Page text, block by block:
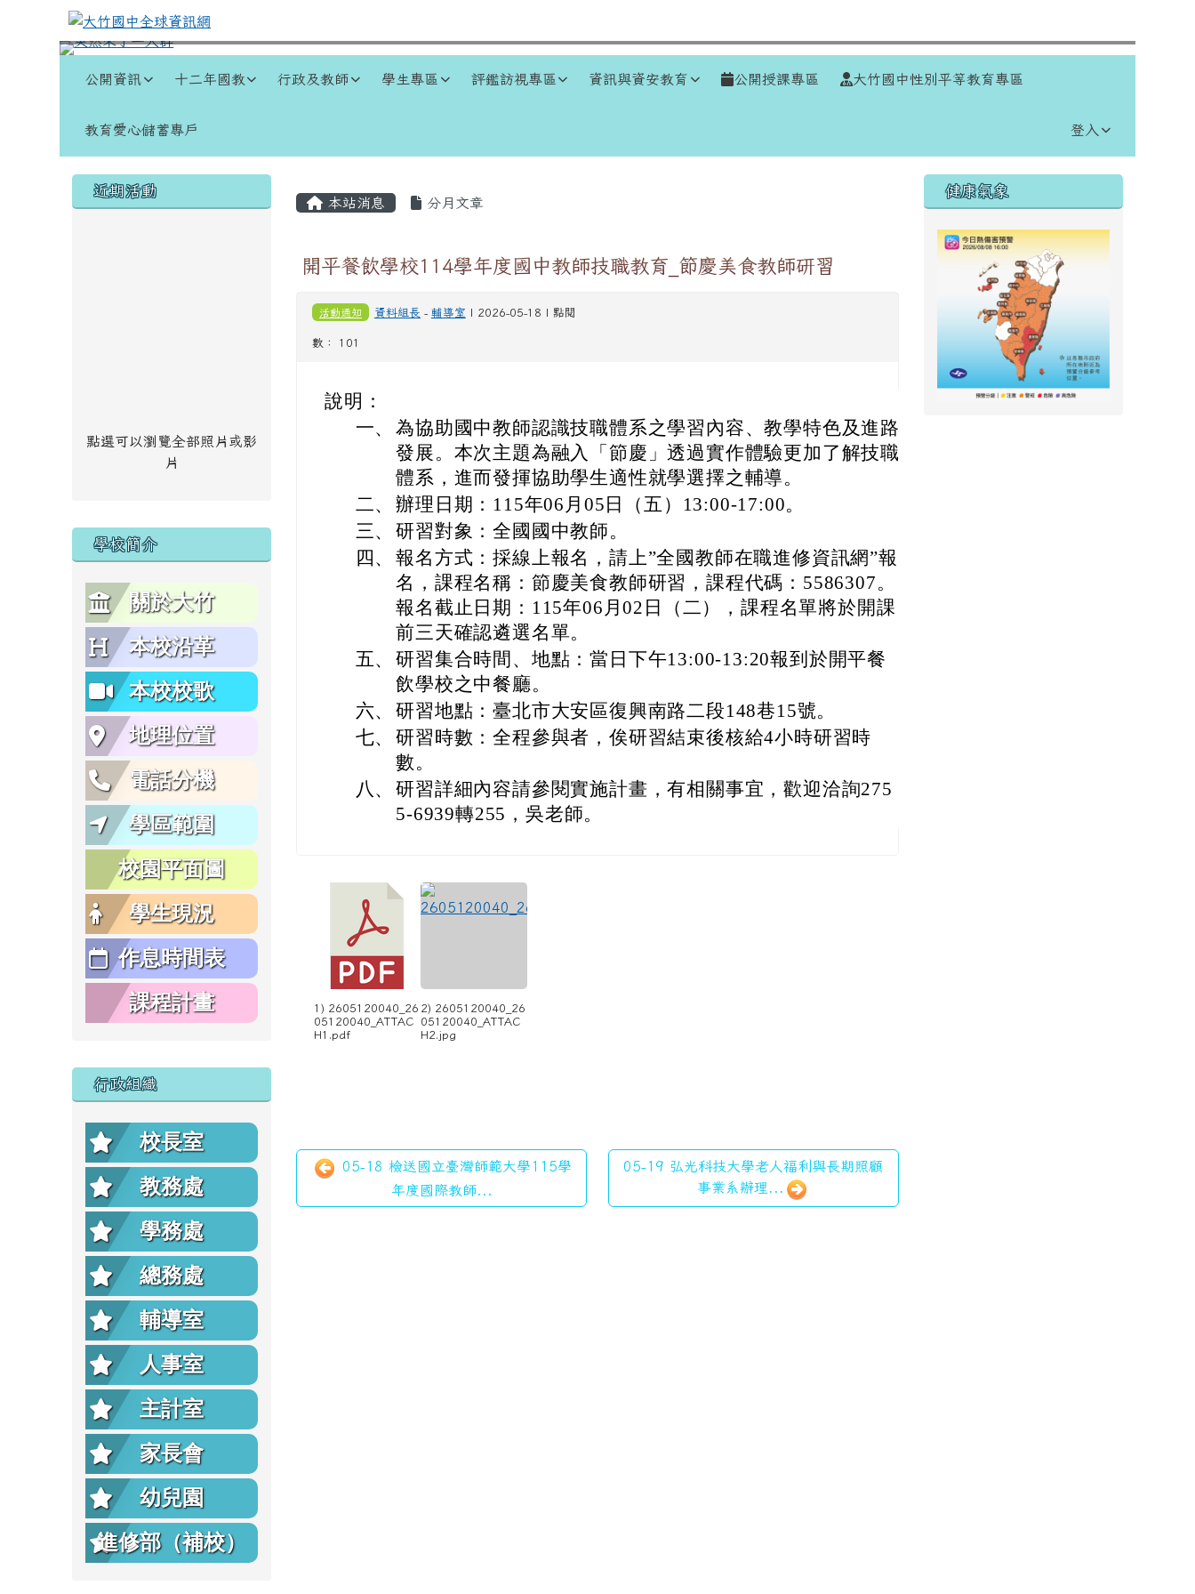
跳至主內容區
大竹國中全球資訊網
公開資訊 十二年國教 行政及教師 學生專區 評鑑訪視專區 資訊與資安教育 公開授課專區 大竹國中性別平等教育專區
教育愛心儲蓄專戶 登入
左邊區域內容
近期活動
點選可以瀏覽全部照片或影
片
學校簡介
關於大竹
本校沿革
本校校歌
地理位置
電話分機
學區範圍
校園平面圖
學生現況
作息時間表
課程計畫
行政組織
校長室
教務處
學務處
總務處
輔導室
人事室
主計室
家長會
幼兒園
進修部（補校）
主內容區域
本站消息 分月文章
開平餐飲學校114學年度國中教師技職教育_節慶美食教師研習
活動通知 資料組長 - 輔導室 | 2026-05-18 | 點閱
數： 101
說明：
一、 為協助國中教師認識技職體系之學習內容、教學特色及進路
發展。本次主題為融入「節慶」透過實作體驗更加了解技職
體系，進而發揮協助學生適性就學選擇之輔導。
二、 辦理日期：115年06月05日（五）13:00-17:00。
三、 研習對象：全國國中教師。
四、 報名方式：採線上報名，請上”全國教師在職進修資訊網”報
名，課程名稱：節慶美食教師研習，課程代碼：5586307。
報名截止日期：115年06月02日（二），課程名單將於開課
前三天確認遴選名單。
五、 研習集合時間、地點：當日下午13:00-13:20報到於開平餐
飲學校之中餐廳。
六、 研習地點：臺北市大安區復興南路二段148巷15號。
七、 研習時數：全程參與者，俟研習結束後核給4小時研習時
數。
八、 研習詳細內容請參閱實施計畫，有相關事宜，歡迎洽詢275
5-6939轉255，吳老師。
1) 2605120040_26
05120040_ATTAC
H1.pdf
2) 2605120040_26
05120040_ATTAC
H2.jpg
05-18 檢送國立臺灣師範大學115學
年度國際教師...
05-19 弘光科技大學老人福利與長期照顧
事業系辦理...
右邊區域內容
健康氣象
頁尾區域